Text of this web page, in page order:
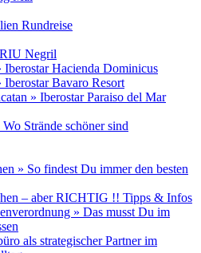
Rundreise
Negril
Iberostar Hacienda Dominicus
Iberostar Bavaro Resort
» Iberostar Paraiso del Mar
Strände schöner sind
» So findest Du immer den besten
– aber RICHTIG !! Tipps & Infos
» Das musst Du im
als strategischer Partner im